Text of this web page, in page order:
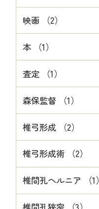
映画 （2）
本 （1）
査定 （1）
森保監督 （1）
椎弓形成 （2）
椎弓形成術 （2）
椎間孔ヘルニア （1）